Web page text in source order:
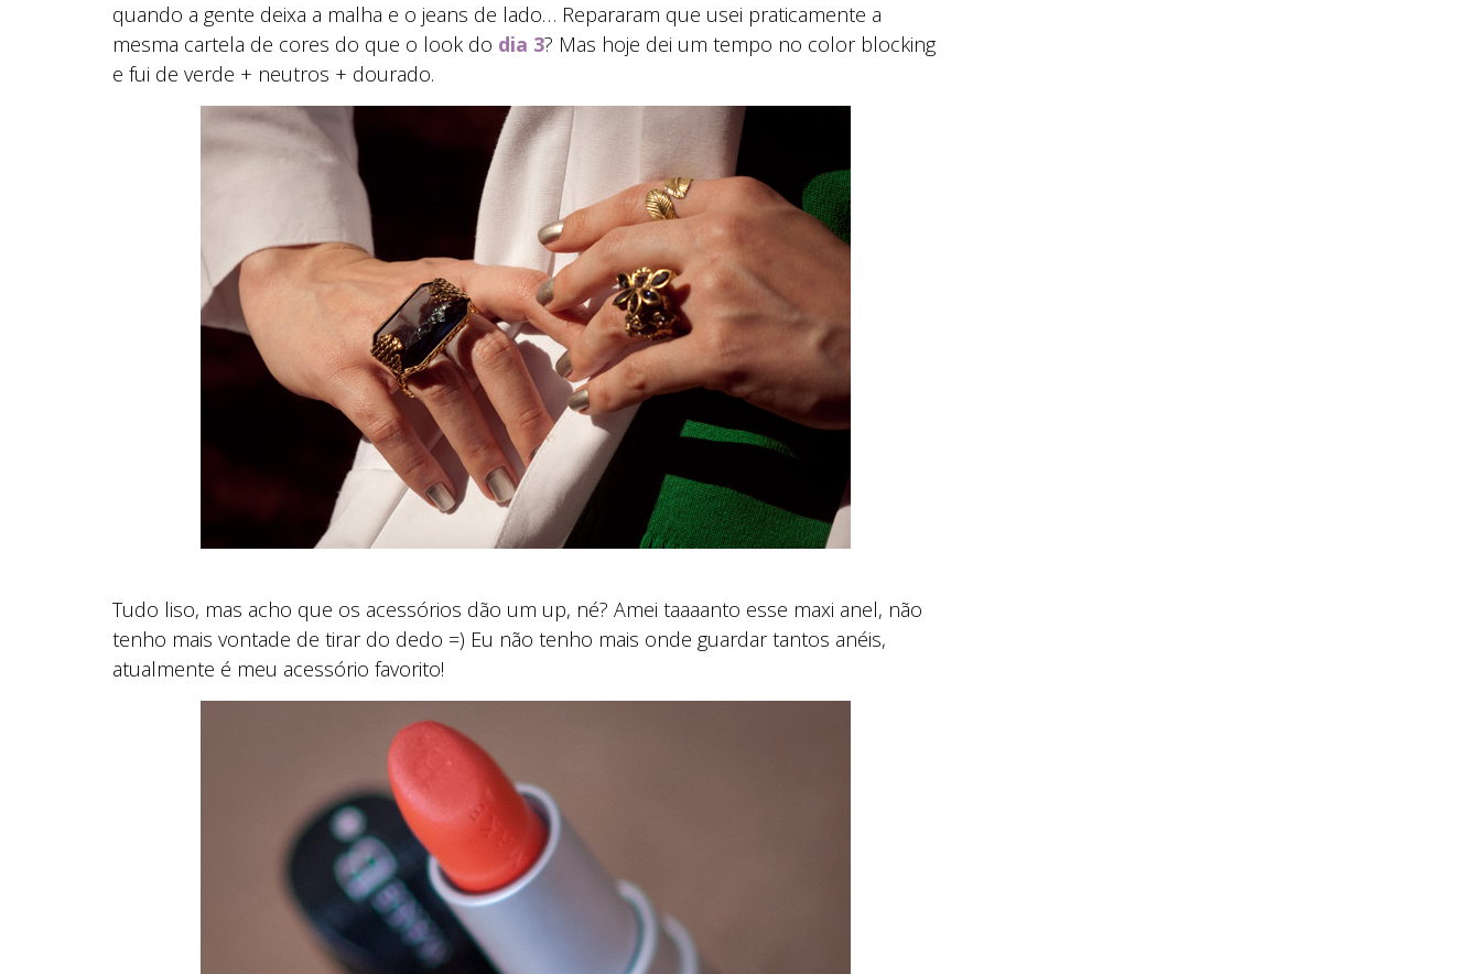
quando a gente deixa a malha e o jeans de lado… Repararam que usei praticamente a
mesma cartela de cores do que o look do dia 3? Mas hoje dei um tempo no color blocking
e fui de verde + neutros + dourado.
Tudo liso, mas acho que os acessórios dão um up, né? Amei taaaanto esse maxi anel, não
tenho mais vontade de tirar do dedo =) Eu não tenho mais onde guardar tantos anéis,
atualmente é meu acessório favorito!